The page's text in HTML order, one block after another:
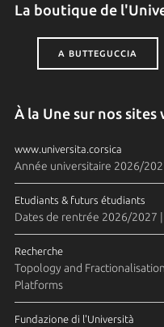
La boutique de
A BUTTEGUCCIA
À la Une sur nos sites
www.universita.corsica
Année universitaire 2026/
Etudiants & futurs étudiants
Dates de rentrée 2026/2027 |
Recherche
Topology and
Platforms
Fundazione di l'Università